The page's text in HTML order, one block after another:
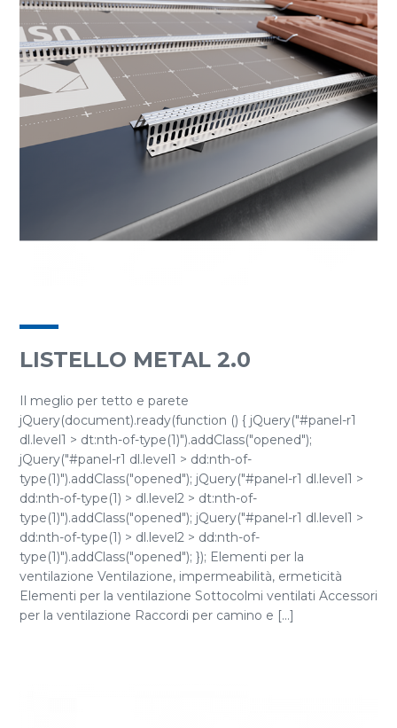
LISTELLO METAL 2.0
Il meglio per tetto e parete
jQuery(document).ready(function () { jQuery("#panel-r1
dl.level1 > dt:nth-of-type(1)").addClass("opened");
jQuery("#panel-r1 dl.level1 > dd:nth-of-
type(1)").addClass("opened"); jQuery("#panel-r1 dl.level1 >
dd:nth-of-type(1) > dl.level2 > dt:nth-of-
type(1)").addClass("opened"); jQuery("#panel-r1 dl.level1 >
dd:nth-of-type(1) > dl.level2 > dd:nth-of-
type(1)").addClass("opened"); }); Elementi per la
ventilazione Ventilazione, impermeabilità, ermeticità
Elementi per la ventilazione Sottocolmi ventilati Accessori
per la ventilazione Raccordi per camino e [...]